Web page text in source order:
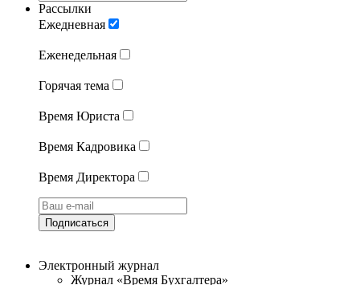
Рассылки
Ежедневная
Еженедельная
Горячая тема
Время Юриста
Время Кадровика
Время Директора
Подписаться
Электронный журнал
Журнал «Время Бухгалтера»